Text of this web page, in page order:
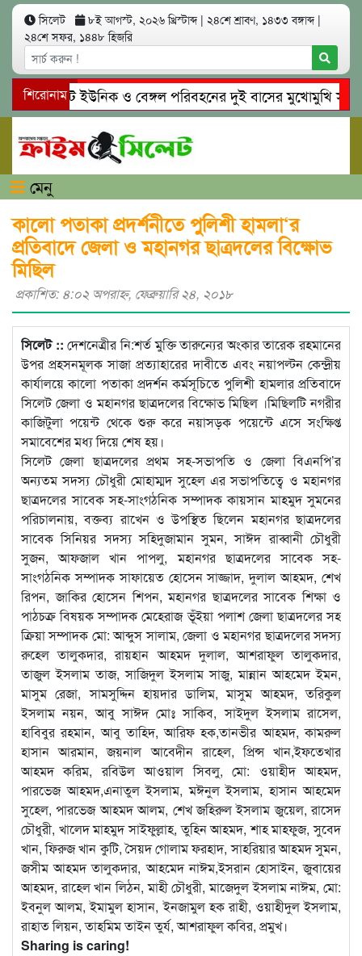
সিলেট ৮ই আগস্ট, ২০২৬ খ্রিস্টাব্দ | ২৪শে শ্রাবণ, ১৪৩৩ বঙ্গাব্দ |
২৪শে সফর, ১৪৪৮ হিজরি
শিরোনাম
সিলেটে ইউনিক ও বেঙ্গল পরিবহনের দুই বাসের মুখোমুখি
গোয়াইনঘাটে প্রেমের ফাঁদে তরুণী পাচার: মাদকাসক্ত রিমালকে
মেনু
কালো পতাকা প্রদর্শনীতে পুলিশী হামলা‘র
প্রতিবাদে জেলা ও মহানগর ছাত্রদলের বিক্ষোভ
মিছিল
প্রকাশিত: ৪:০২ অপরাহ্ণ, ফেব্রুয়ারি ২৪, ২০১৮
সিলেট :: দেশনেত্রীর নি:শর্ত মুক্তি তারুন্যের অংকার তারেক রহমানের
উপর প্রহসনমূলক সাজা প্রত্যাহারের দাবীতে এবং নয়াপল্টন কেন্দ্রীয়
কার্যালয়ে কালো পতাকা প্রদর্শন কর্মসূচিতে পুলিশী হামলার প্রতিবাদে
সিলেট জেলা ও মহানগর ছাত্রদলের বিক্ষোভ মিছিল ।মিছিলটি নগরীর
কাজিটুলা পয়েন্ট থেকে শুরু করে নয়াসড়ক পয়েন্টে এসে সংক্ষিপ্ত
সমাবেশের মধ্য দিয়ে শেষ হয়।
সিলেট জেলা ছাত্রদলের প্রথম সহ-সভাপতি ও জেলা বিএনপি’র
অন্যতম সদস্য চৌধুরী মোহাম্মদ সুহেল এর সভাপতিত্বে ও মহানগর
ছাত্রদলের সাবেক সহ-সাংগঠনিক সম্পাদক কায়সান মাহমুদ সুমনের
পরিচালনায়, বক্তব্য রাখেন ও উপস্থিত ছিলেন মহানগর ছাত্রদলের
সাবেক সিনিয়র সদস্য সহিদুজামান সুমন, সাঈদ রাব্বানী চৌধুরী
সুজন, আফজাল খান পাপলু, মহানগর ছাত্রদলের সাবেক সহ-
সাংগঠনিক সম্পাদক সাফায়েত হোসেন সাজ্জাদ, দুলাল আহমদ, শেখ
রিপন, জাকির হোসেন শিপন, মহানগর ছাত্রদলের সাবেক শিক্ষা ও
পাঠচক্র বিষয়ক সম্পাদক মেহেরাজ ভূঁইয়া পলাশ জেলা ছাত্রদলের সহ
ক্রিয়া সম্পাদক মো: আব্দুস সালাম, জেলা ও মহানগর ছাত্রদলের সদস্য
রুহেল তালুকদার, রায়হান আহমদ দুলাল, আশরাফুল তালুকদার,
তাজুল ইসলাম তাজ, সাজিদুল ইসলাম সাজু, মান্নান আহমেদ ইমন,
মাসুম রেজা, সামসুদ্দিন হায়দার ডালিম, মাসুম আহমদ, তরিকুল
ইসলাম নয়ন, আবু সাঈদ মোঃ সাকিব, সাইদুল ইসলাম রাসেল,
হাবিবুর রহমান, আবু তাহিদ, আরিফ হক,তানভীর আহমদ, কামরুল
হাসান আরমান, জয়নাল আবেদীন রাহেল, প্রিন্স খান,ইফতেখার
আহমদ করিম, রবিউল আওয়াল সিবলু, মো: ওয়াহীদ আহমদ,
পারভেজ আহমদ,এনাতুল ইসলাম, মঈনুল ইসলাম, হাসান আহমেদ
সুহেল, পারভেজ আহমদ আলম, শেখ জহিরুল ইসলাম জুয়েল, রাসেদ
চৌধুরী, খালেদ মাহমুদ সাইফুল্লাহ, তুহিন আহমদ, শাহ মাহফুজ, সুবেদ
খান, ফিরুজ খান কুটি, সৈয়দ গোলাম ফরহাদ, সাহরিয়ার আহমদ সুমন,
জসীম আহমদ তালুকদার, আহমেদ নাঈম,ইসরান হোসাইন, জুবায়ের
আহমদ, রাহেল খান লিঠন, মাহী চৌধুরী, মাজেদুল ইসলাম নাঈম, মো:
ইবনুল আলম, ইমামুল হাসান, ইনজামুল হক রাহী, ওয়াহীদুল ইসলাম,
রাহাত লিয়ন, তাহমিম তাইন তুর্য, আশরাফুল কবির, প্রমুখ।
Sharing is caring!